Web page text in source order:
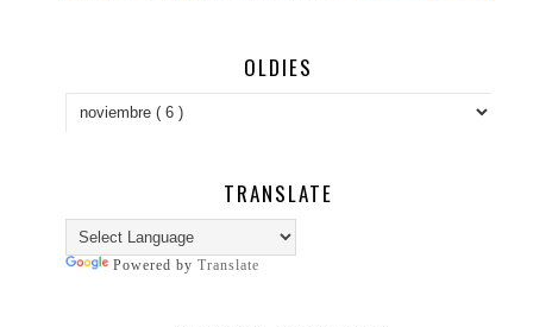
OLDIES
TRANSLATE
Powered by Translate